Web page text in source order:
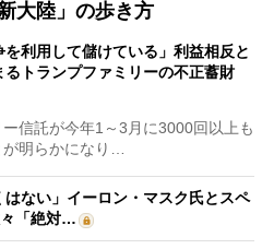
大陸」の歩き方
を利用して儲けている」利益相反と
るトランプファミリーの不正蓄財
信託が今年1～3月に3000回以上も
明らかになり…
はない」イーロン・マスク氏とスペ
々「絶対…